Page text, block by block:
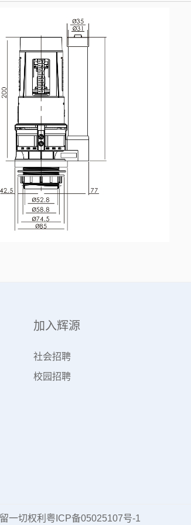
加入辉源
社会招聘
校园招聘
一切权利 粤ICP备05025107号-1